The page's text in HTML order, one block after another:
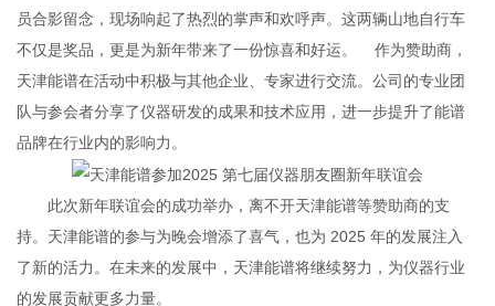
员合影留念，现场响起了热烈的掌声和欢呼声。这两辆山地自行车
不仅是奖品，更是为新年带来了一份惊喜和好运。 作为赞助商，
天津能谱在活动中积极与其他企业、专家进行交流。公司的专业团
队与参会者分享了仪器研发的成果和技术应用，进一步提升了能谱
品牌在行业内的影响力。
此次新年联谊会的成功举办，离不开天津能谱等赞助商的支
持。天津能谱的参与为晚会增添了喜气，也为 2025 年的发展注入
了新的活力。在未来的发展中，天津能谱将继续努力，为仪器行业
的发展贡献更多力量。